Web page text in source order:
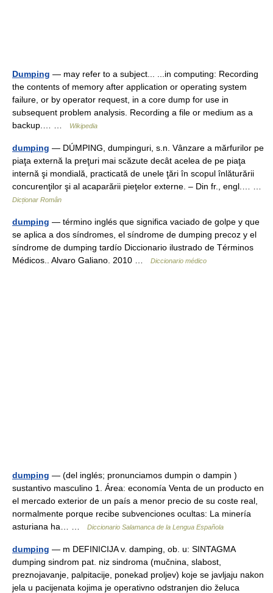
Dumping — may refer to a subject... ...in computing: Recording
the contents of memory after application or operating system
failure, or by operator request, in a core dump for use in
subsequent problem analysis. Recording a file or medium as a
backup.… …
Wikipedia
dumping — DÚMPING, dumpinguri, s.n. Vânzare a mărfurilor pe
piaţa externă la preţuri mai scăzute decât acelea de pe piaţa
internă şi mondială, practicată de unele ţări în scopul înlăturării
concurenţilor şi al acaparării pieţelor externe. – Din fr., engl.… …
Dicționar Român
dumping — término inglés que significa vaciado de golpe y que
se aplica a dos síndromes, el síndrome de dumping precoz y el
síndrome de dumping tardío Diccionario ilustrado de Términos
Médicos.. Alvaro Galiano. 2010 …
Diccionario médico
dumping — (del inglés; pronunciamos dumpin o dampin )
sustantivo masculino 1. Área: economía Venta de un producto en
el mercado exterior de un país a menor precio de su coste real,
normalmente porque recibe subvenciones ocultas: La minería
asturiana ha… …
Diccionario Salamanca de la Lengua Española
dumping — m DEFINICIJA v. damping, ob. u: SINTAGMA
dumping sindrom pat. niz sindroma (mučnina, slabost,
preznojavanje, palpitacije, ponekad proljev) koje se javljaju nakon
jela u pacijenata kojima je operativno odstranjen dio želuca